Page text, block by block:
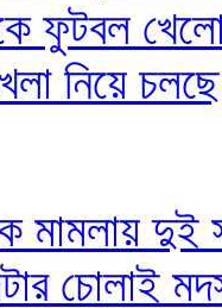
ফুটবল
নিয়ে
মামলায়
চোলাই